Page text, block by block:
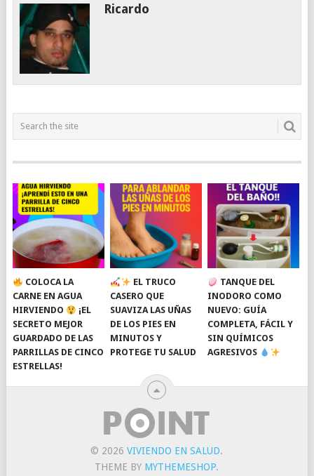
Ricardo
COLOCA LA
CARNE EN AGUA
HIRVIENDO
¡EL
SECRETO MEJOR
GUARDADO DE LAS
PARRILLAS DE CINCO
ESTRELLAS!
EL TRUCO
CASERO QUE
SUAVIZA LAS UÑAS
DE LOS PIES EN
MINUTOS Y
PROTEGE TU SALUD
TANQUE DEL
INODORO COMO
NUEVO: GUÍA
COMPLETA, FÁCIL Y
SIN QUÍMICOS
AGRESIVOS
© 2026VIVIENDO EN SALUD.
THEME BY MYTHEMESHOP.